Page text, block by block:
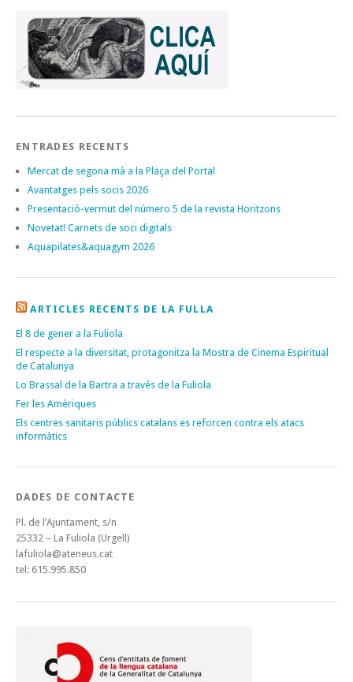
ENTRADES RECENTS
Mercat de segona mà a la Plaça del Portal
Avantatges pels socis 2026
Presentació-vermut del número 5 de la revista Horitzons
Novetat! Carnets de soci digitals
Aquapilates&aquagym 2026
ARTICLES RECENTS DE LA FULLA
El 8 de gener a la Fuliola
El respecte a la diversitat, protagonitza la Mostra de Cinema Espiritual
de Catalunya
Lo Brassal de la Bartra a través de la Fuliola
Fer les Amèriques
Els centres sanitaris públics catalans es reforcen contra els atacs
informàtics
DADES DE CONTACTE
Pl. de l’Ajuntament, s/n
25332 – La Fuliola (Urgell)
lafuliola@ateneus.cat
tel: 615.995.850